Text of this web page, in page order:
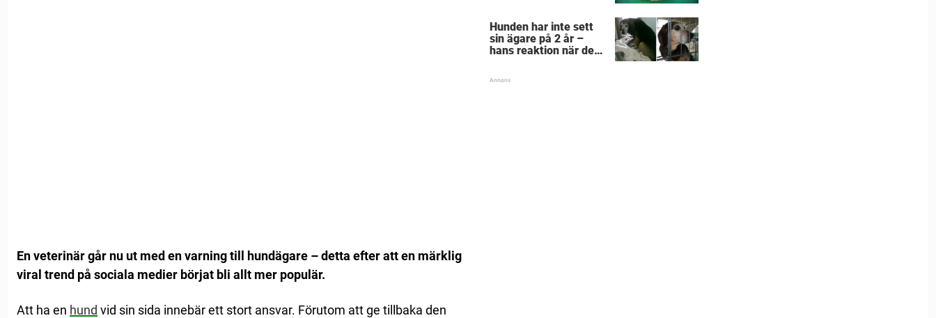
En veterinär går nu ut med en varning till hundägare – detta efter att en märklig
viral trend på sociala medier börjat bli allt mer populär.
Att ha en hund vid sin sida innebär ett stort ansvar. Förutom att ge tillbaka den
Hunden har inte sett
sin ägare på 2 år –
hans reaktion när de